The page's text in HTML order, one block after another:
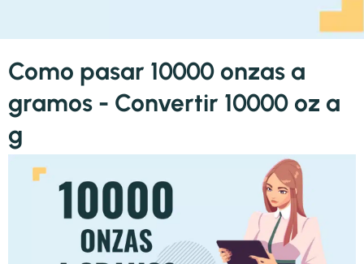
Como pasar 10000 onzas a
gramos - Convertir 10000 oz a
g